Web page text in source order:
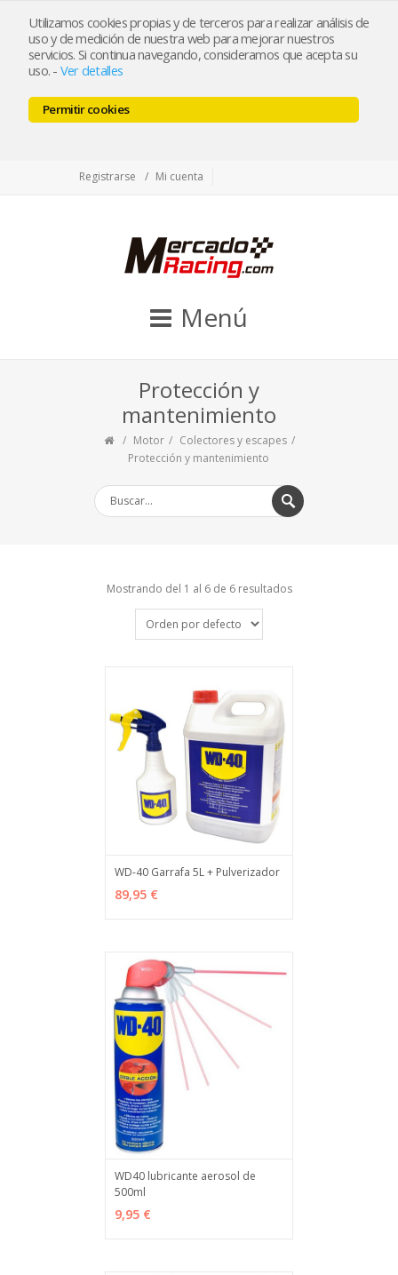
Utilizamos cookies propias y de terceros para realizar análisis de
uso y de medición de nuestra web para mejorar nuestros
servicios. Si continua navegando, consideramos que acepta su
uso. - Ver detalles
Permitir cookies
tienda@mercadoracing.com
Registrarse
Mi cuenta
Menú
Protección y
mantenimiento
Motor
Colectores y escapes
Protección y mantenimiento
Mostrando del 1 al 6 de 6 resultados
AÑADIR
WD-40 Garrafa 5L + Pulverizador
89,95 €
AÑADIR
WD40 lubricante aerosol de
500ml
9,95 €